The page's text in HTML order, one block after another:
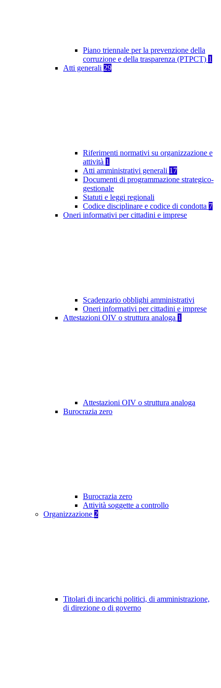
Piano triennale per la prevenzione della
corruzione e della trasparenza (PTPCT) 1
Atti generali 29
Riferimenti normativi su organizzazione e
attività 1
Atti amministrativi generali 17
Documenti di programmazione strategico-
gestionale
Statuti e leggi regionali
Codice disciplinare e codice di condotta 7
Oneri informativi per cittadini e imprese
Scadenzario obblighi amministrativi
Oneri informativi per cittadini e imprese
Attestazioni OIV o struttura analoga 1
Attestazioni OIV o struttura analoga
Burocrazia zero
Burocrazia zero
Attività soggette a controllo
Organizzazione 2
Titolari di incarichi politici, di amministrazione,
di direzione o di governo